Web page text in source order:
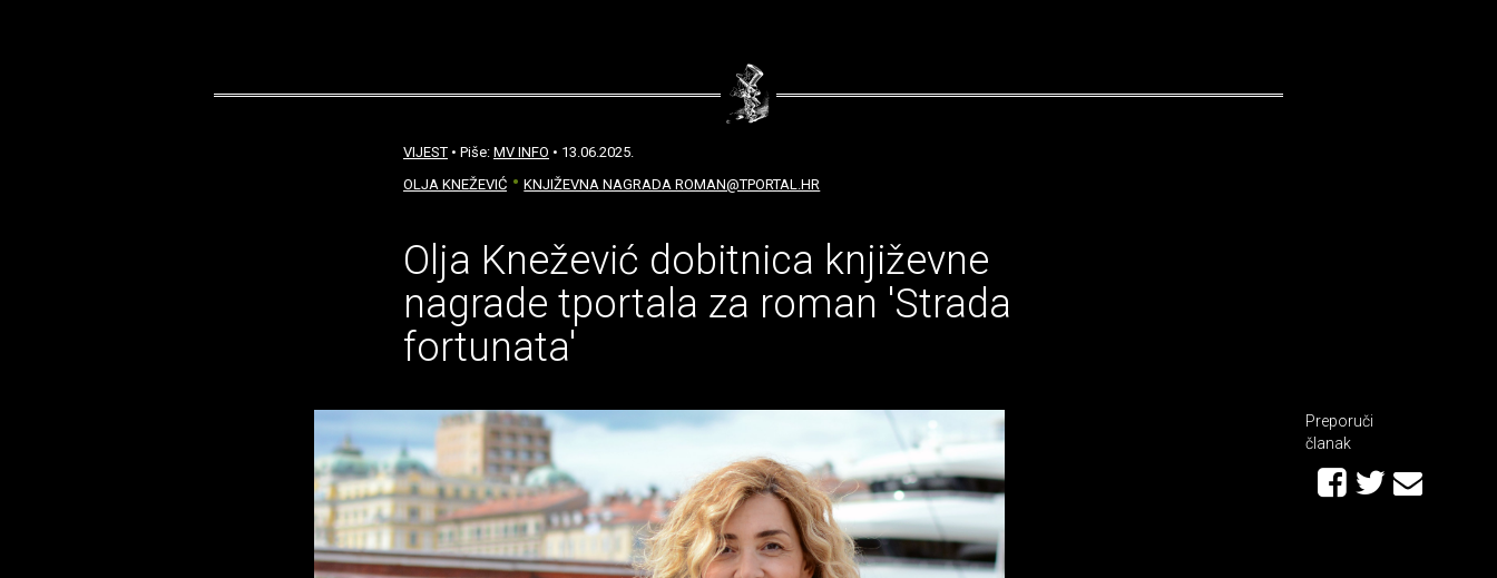
VIJEST • Piše: MV INFO • 13.06.2025.
OLJA KNEŽEVIĆ
KNJIŽEVNA NAGRADA ROMAN@TPORTAL.HR
Olja Knežević dobitnica književne
nagrade tportala za roman 'Strada
fortunata'
Preporuči
članak